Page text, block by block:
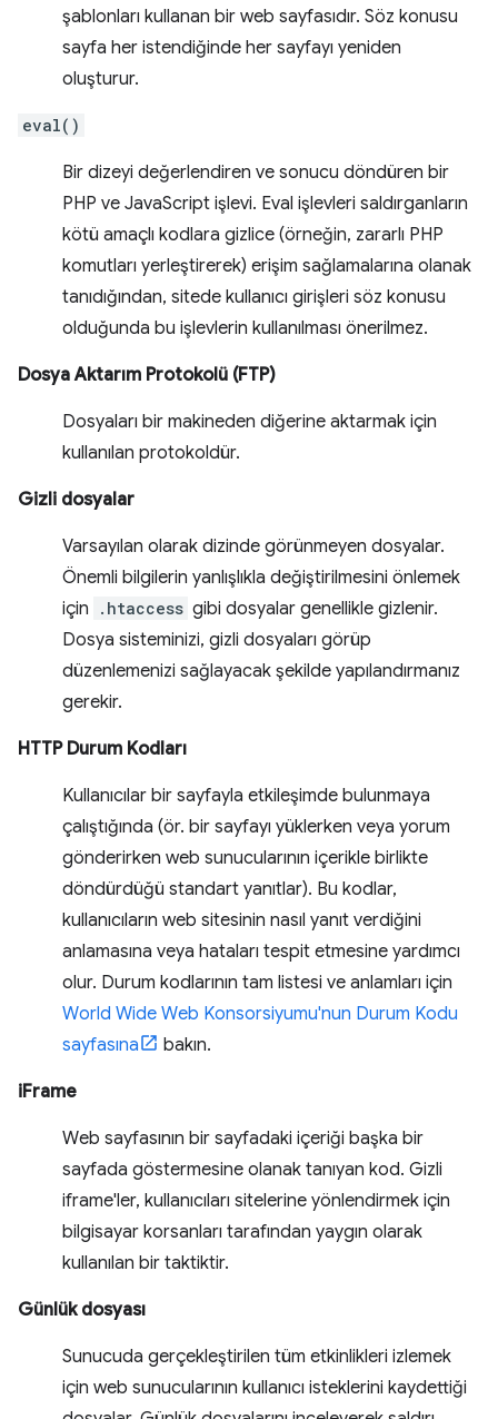
şablonları kullanan bir web sayfasıdır. Söz konusu
sayfa her istendiğinde her sayfayı yeniden
oluşturur.
eval()
Bir dizeyi değerlendiren ve sonucu döndüren bir
PHP ve JavaScript işlevi. Eval işlevleri saldırganların
kötü amaçlı kodlara gizlice (örneğin, zararlı PHP
komutları yerleştirerek) erişim sağlamalarına olanak
tanıdığından, sitede kullanıcı girişleri söz konusu
olduğunda bu işlevlerin kullanılması önerilmez.
Dosya Aktarım Protokolü (FTP)
Dosyaları bir makineden diğerine aktarmak için
kullanılan protokoldür.
Gizli dosyalar
Varsayılan olarak dizinde görünmeyen dosyalar.
Önemli bilgilerin yanlışlıkla değiştirilmesini önlemek
için
.htaccess gibi dosyalar genellikle gizlenir.
Dosya sisteminizi, gizli dosyaları görüp
düzenlemenizi sağlayacak şekilde yapılandırmanız
gerekir.
HTTP Durum Kodları
Kullanıcılar bir sayfayla etkileşimde bulunmaya
çalıştığında (ör. bir sayfayı yüklerken veya yorum
gönderirken web sunucularının içerikle birlikte
döndürdüğü standart yanıtlar). Bu kodlar,
kullanıcıların web sitesinin nasıl yanıt verdiğini
anlamasına veya hataları tespit etmesine yardımcı
olur. Durum kodlarının tam listesi ve anlamları için
World Wide Web Konsorsiyumu'nun Durum Kodu
sayfasına
bakın.
iFrame
Web sayfasının bir sayfadaki içeriği başka bir
sayfada göstermesine olanak tanıyan kod. Gizli
iframe'ler, kullanıcıları sitelerine yönlendirmek için
bilgisayar korsanları tarafından yaygın olarak
kullanılan bir taktiktir.
Günlük dosyası
Sunucuda gerçekleştirilen tüm etkinlikleri izlemek
için web sunucularının kullanıcı isteklerini kaydettiği